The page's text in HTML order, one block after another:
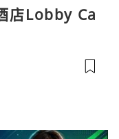
店Lobby Ca